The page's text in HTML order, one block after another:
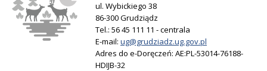
ul. Wybickiego 38
86-300 Grudziądz
Tel.: 56 45 111 11 - centrala
E-mail: ug@grudziadz.ug.gov.pl
Adres do e-Doręczeń: AE:PL-53014-76188-
HDIJB-32